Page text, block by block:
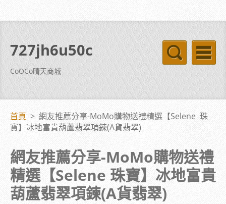
727jh6u50c
CoOCo晴天商城
首頁 > 網友推薦分享-MoMo購物送禮精選【Selene 珠
寶】冰地富貴葫蘆翡翠項鍊(A貨翡翠)
網友推薦分享-MoMo購物送禮
精選【Selene 珠寶】冰地富貴
葫蘆翡翠項鍊(A貨翡翠)